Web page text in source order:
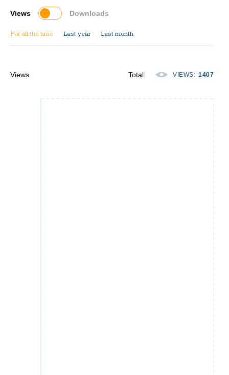
For all the time Last year Last month
Views Downloads
Views Total: VIEWS: 1407